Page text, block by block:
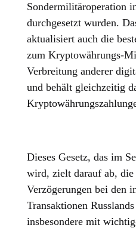
Sondermilitäroperation
durchgesetzt wurden.
aktualisiert auch die
zum Kryptowährungs-
Verbreitung anderer
und behält gleichzeitig
Dieses Gesetz, das im
wird, zielt darauf ab, die
Verzögerungen bei den
Transaktionen
insbesondere mit